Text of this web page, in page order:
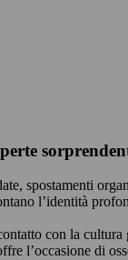
spostamenti
l’identità
con la
l’occasione di